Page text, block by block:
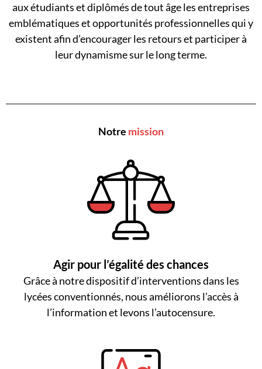
aux étudiants et diplômés de tout âge les entreprises
emblématiques et opportunités professionnelles qui y
existent afin d’encourager les retours et participer à
leur dynamisme sur le long terme.
Notre mission
Agir pour l’égalité des chances
Grâce à notre dispositif d’interventions dans les
lycées conventionnés, nous améliorons l’accès à
l’information et levons l’autocensure.